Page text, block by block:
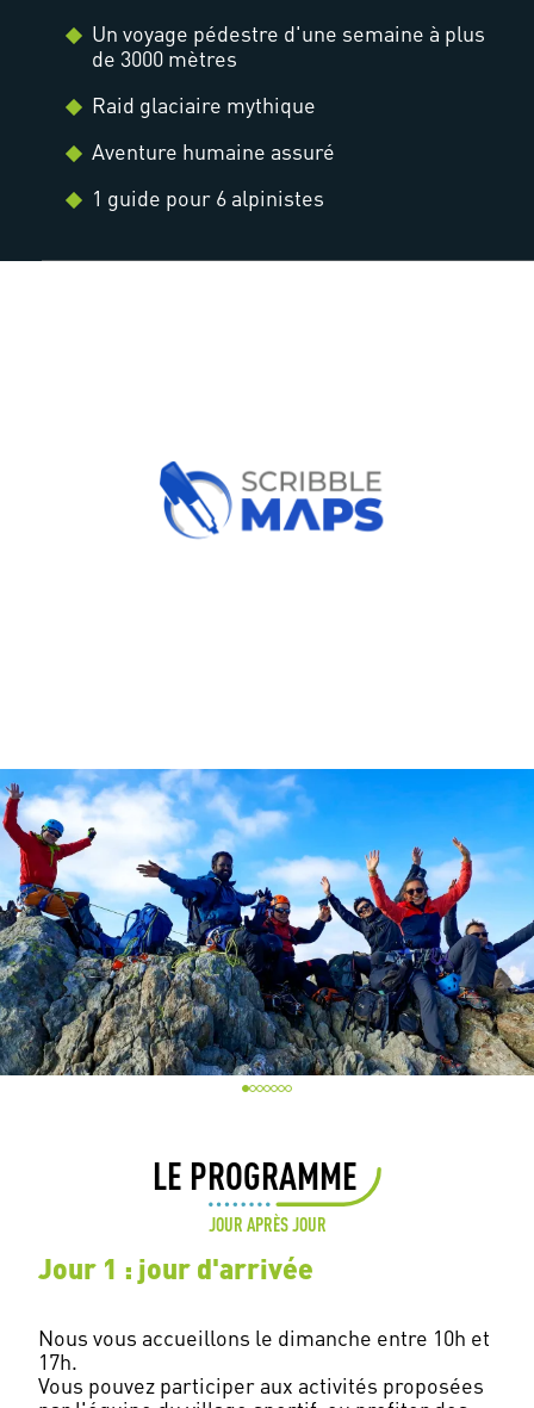
Un voyage pédestre d'une semaine à plus
de 3000 mètres
Raid glaciaire mythique
Aventure humaine assuré
1 guide pour 6 alpinistes
LE PROGRAMME
JOUR APRÈS JOUR
Jour 1 : jour d'arrivée
Nous vous accueillons le dimanche entre 10h et
17h.
Vous pouvez participer aux activités proposées